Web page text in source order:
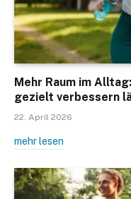
Mehr Raum im
gezielt verbessern
22. April 2026
mehr lesen